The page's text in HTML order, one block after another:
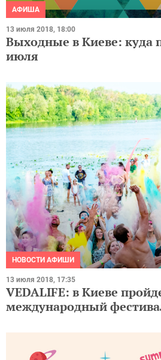
АФИША
13 июля 2018, 18:00
Выходные в Киеве: куда
июля
НОВОСТИ АФИШИ
13 июля 2018, 17:35
VEDALIFE: в Киеве
международный